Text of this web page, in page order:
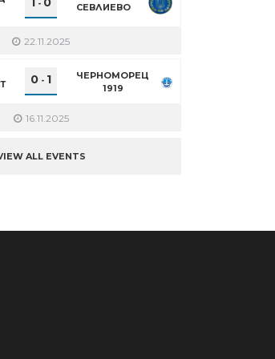
- СЕВЛИЕВО
22.11.2025
0 - 1
ЧЕРНОМОРЕЦ
1919
16.11.2025
ALL EVENTS